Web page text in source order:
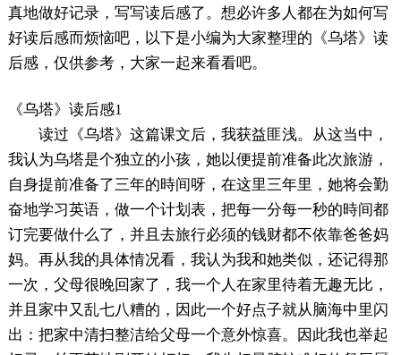
真地做好记录，写写读后感了。想必许多人都在为如何写
好读后感而烦恼吧，以下是小编为大家整理的《乌塔》读
后感，仅供参考，大家一起来看看吧。
《乌塔》读后感1
读过《乌塔》这篇课文后，我获益匪浅。从这当中，
我认为乌塔是个独立的小孩，她以便提前准备此次旅游，
自身提前准备了三年的時间呀，在这里三年里，她将会勤
奋地学习英语，做一个计划表，把每一分每一秒的時间都
订完要做什么了，并且去旅行必须的钱财都不依靠爸爸妈
妈。再从我的具体情况看，我认为我和她类似，还记得那
一次，父母很晚回家了，我一个人在家里待着无趣无比，
并且家中又乱七八糟的，因此一个好点子就从脑海中里闪
出：把家中清扫整洁给父母一个意外惊喜。因此我也举起